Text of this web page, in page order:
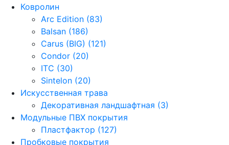
Ковролин
Arc Edition (83)
Balsan (186)
Carus (BIG) (121)
Condor (20)
ITC (30)
Sintelon (20)
Искусственная трава
Декоративная ландшафтная (3)
Модульные ПВХ покрытия
Пластфактор (127)
Пробковые покрытия